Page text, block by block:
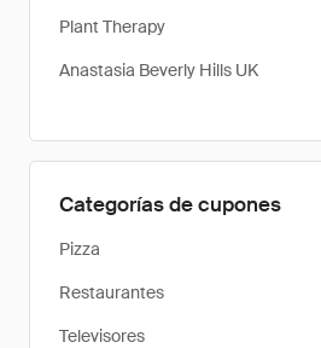
Plant Therapy
Anastasia Beverly Hills UK
Categorías de cupones
Pizza
Restaurantes
Televisores